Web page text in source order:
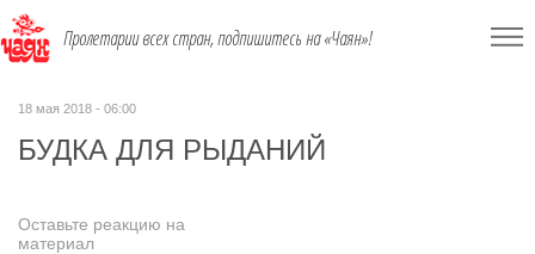
Пролетарии всех стран, подпишитесь на «Чаян»!
18 мая 2018 - 06:00
БУДКА ДЛЯ РЫДАНИЙ
Оставьте реакцию на
материал